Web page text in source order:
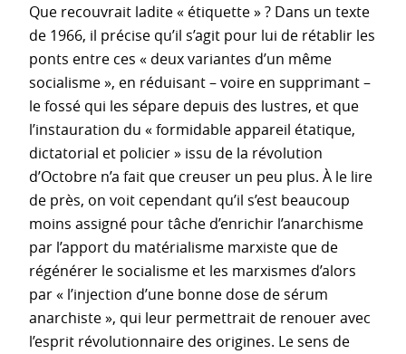
Que recouvrait ladite « étiquette » ? Dans un texte
de 1966, il précise qu’il s’agit pour lui de rétablir les
ponts entre ces « deux variantes d’un même
socialisme », en réduisant – voire en supprimant –
le fossé qui les sépare depuis des lustres, et que
l’instauration du « formidable appareil étatique,
dictatorial et policier » issu de la révolution
d’Octobre n’a fait que creuser un peu plus. À le lire
de près, on voit cependant qu’il s’est beaucoup
moins assigné pour tâche d’enrichir l’anarchisme
par l’apport du matérialisme marxiste que de
régénérer le socialisme et les marxismes d’alors
par « l’injection d’une bonne dose de sérum
anarchiste », qui leur permettrait de renouer avec
l’esprit révolutionnaire des origines. Le sens de